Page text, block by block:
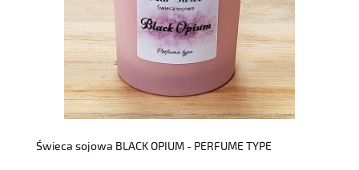
Świeca sojowa BLACK OPIUM - PERFUME TYPE
do koszyka